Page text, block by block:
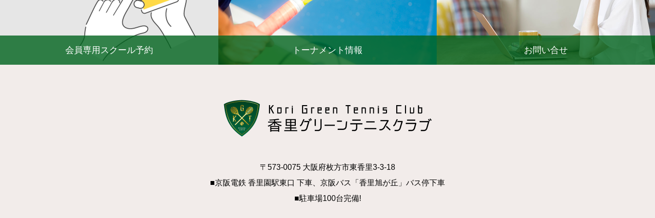
会員専用スクール予約 トーナメント情報 お問い合せ
〒573-0075 大阪府枚方市東香里3-3-18
■京阪電鉄 香里園駅東口 下車、京阪バス「香里旭が丘」バス停下車
■駐車場100台完備!